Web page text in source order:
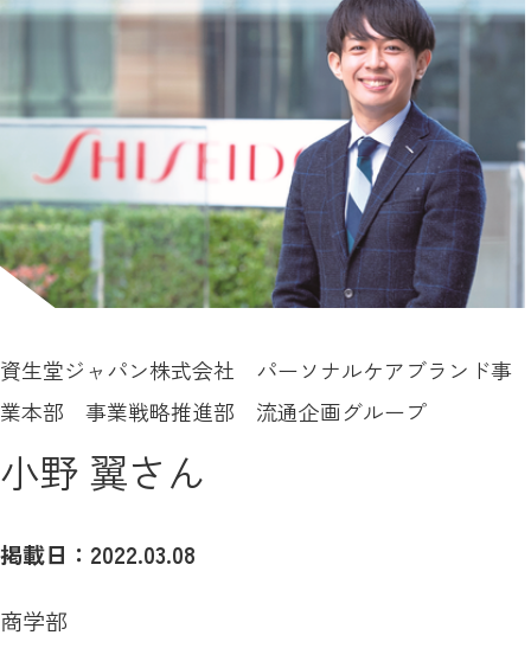
資生堂ジャパン株式会社 パーソナルケアブランド事
業本部 事業戦略推進部 流通企画グループ
小野 翼さん
掲載日：2022.03.08
商学部